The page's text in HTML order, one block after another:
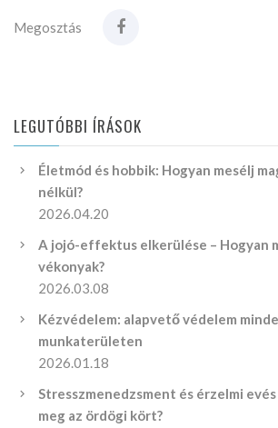
Megosztás
LEGUTÓBBI ÍRÁSOK
Életmód és hobbik: Hogyan mesélj
nélkül?
2026.04.20
A jojó-effektus elkerülése – Hogyan
vékonyak?
2026.03.08
Kézvédelem: alapvető védelem
munkaterületen
2026.01.18
Stresszmenedzsment és érzelmi
meg az ördögi kört?